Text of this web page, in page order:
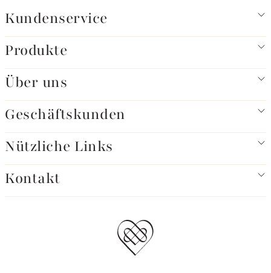
Kundenservice
Produkte
Über uns
Geschäftskunden
Nützliche Links
Kontakt